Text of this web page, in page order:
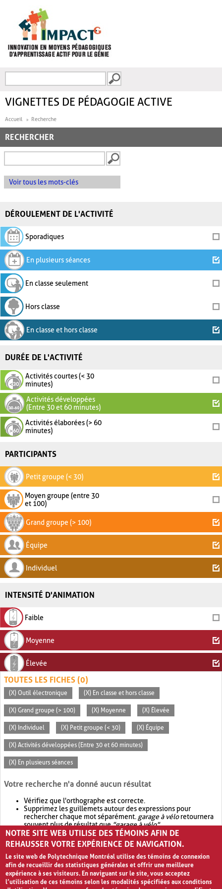
FORMULAIRE DE
VIGNETTES DE PÉDAGOGIE ACTIVE
Accueil Recherche
RECHERCHER
Voir tous les mots-clés
DÉROULEMENT DE L'ACTIVITÉ
Sporadiques
En plusieurs séances
En classe seulement
Hors classe
En classe et hors classe
DURÉE DE L'ACTIVITÉ
Activités courtes (< 30
minutes)
Activités développées
(Entre 30 et 60 minutes)
Activités élaborées (> 60
minutes)
PARTICIPANTS
Petit groupe (< 30)
Moyen groupe (entre 30
et 100)
Grand groupe (> 100)
Équipe
Individuel
INTENSITÉ D'ANIMATION
Faible
Moyenne
Élevée
TOUTES LES FICHES (0)
(X) Outil électronique (X) En classe et hors classe
(X) Grand groupe (> 100) (X) Moyenne (X) Élevée
(X) Individuel (X) Petit groupe (< 30) (X) Équipe
(X) Activités développées (Entre 30 et 60 minutes)
(X) En plusieurs séances
Votre recherche n'a donné aucun résultat
Vérifiez que l'orthographe est correcte.
Supprimez les guillemets autour des expressions pour
rechercher chaque mot séparément. garage à véloretournera
souvent plus de résultat que"garage à vélo".
Envisagez d'élargir votre recherche avec OR.garage OR vélo
retournera souvent plus de résultat quegarage à vélo
NOTRE SITE WEB UTILISE DES TÉMOINS AFIN DE
REHAUSSER VOTRE EXPÉRIENCE DE NAVIGATION.
Le site web de Polytechnique Montréal utilise des témoins de connexion
afin de recueillir des statistiques générales et offrir une meilleure
expérience à ses visiteurs. En naviguant sur le site, vous acceptez
l’utilisation de ces témoins selon les modalités spécifiées aux conditions